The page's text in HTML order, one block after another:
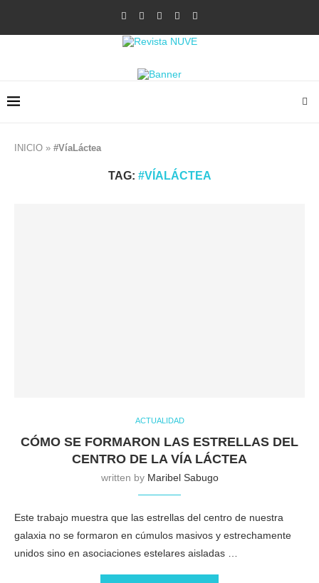
INICIO » #VíaLáctea
TAG: #VÍALÁCTEA
ACTUALIDAD
CÓMO SE FORMARON LAS ESTRELLAS DEL
CENTRO DE LA VÍA LÁCTEA
written by Maribel Sabugo
Este trabajo muestra que las estrellas del centro de nuestra
galaxia no se formaron en cúmulos masivos y estrechamente
unidos sino en asociaciones estelares aisladas …